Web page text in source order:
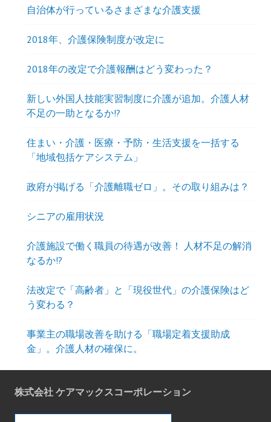
自治体が行っているさまざまな介護支援
2018年、介護保険制度が改定に
2018年の改定で介護報酬はどう変わった？
新しい外国人技能実習制度に介護が追加。介護人材
不足の一助となるか!?
住まい・介護・医療・予防・生活支援を一括する
「地域包括ケアシステム」
政府が掲げる「介護離職ゼロ」。その取り組みは？
シニアの雇用状況
介護施設で働く職員の待遇が改善！ 人材不足の解消
なるか!?
法改定で「高齢者」と「現役世代」の介護保険はど
う変わる？
事業主の職場改善を助ける「職場定着支援助成
金」。介護人材の確保に。
株式会社 ケアマックスコーポレーション